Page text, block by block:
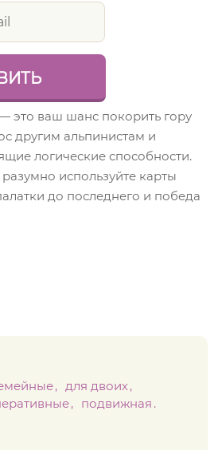
это ваш шанс покорить гору
другим альпинистам и
логические способности.
используйте карты
до последнего и победа
для двоих
подвижная